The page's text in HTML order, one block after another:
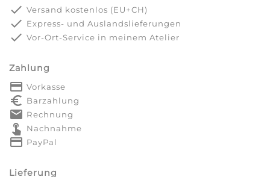
done Versand kostenlos (EU+CH)
done Express- und Auslandslieferungen
done Vor-Ort-Service in meinem Atelier
Zahlung
payment Vorkasse
euro_symbol Barzahlung
markunread Rechnung
touch_app Nachnahme
credit_card PayPal
Lieferung